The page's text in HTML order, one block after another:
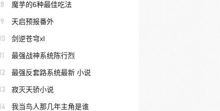
8 魔芋的6种最佳吃法
9 天启预报番外
10 剑逆苍穹xl
11 最强战神系统陈行烈
12 最强反套路系统最新 小说
13 寂灭天骄小说
14 我当鸟人那几年主角是谁